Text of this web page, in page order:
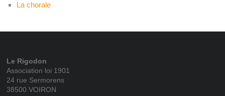
La chorale
Le Rigodon
Association loi 1901
24 rue Sermorens
38500 VOIRON